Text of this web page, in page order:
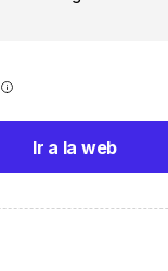
Ir a la web